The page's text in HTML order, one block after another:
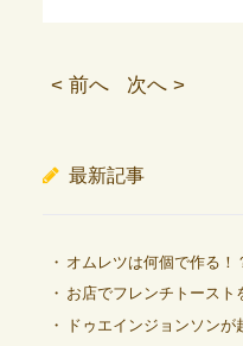
< 前へ 次へ >
最新記事
オムレツは何個で作る！
お店でフレンチトースト
ドゥエインジョンソン